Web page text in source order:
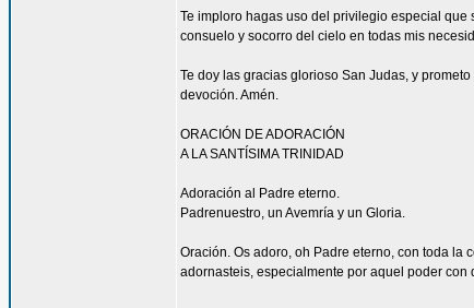
Te imploro hagas uso del privilegio especial
consuelo y socorro del cielo en todas mis
Te doy las gracias glorioso San Judas, y
devoción. Amén.
ORACIÓN DE ADORACIÓN
A LA SANTÍSIMA TRINIDAD
Adoración al Padre eterno.
Padrenuestro, un Avemría y un Gloria.
Oración. Os adoro, oh Padre eterno, con toda la
adornasteis, especialmente por aquel poder